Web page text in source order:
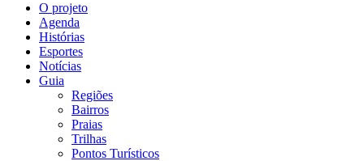
O projeto
Agenda
Histórias
Esportes
Notícias
Guia
Regiões
Bairros
Praias
Trilhas
Pontos Turísticos